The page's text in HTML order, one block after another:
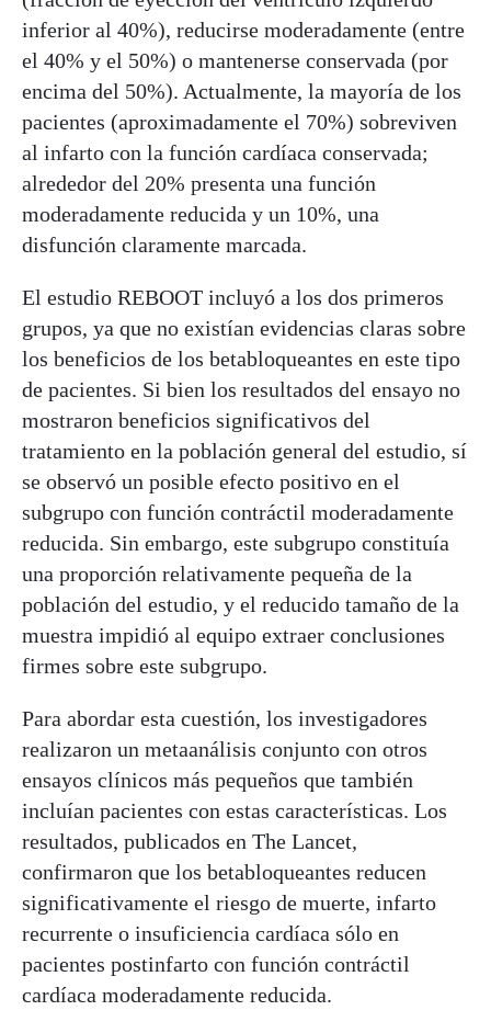
inferior al 40%), reducirse moderadamente (entre
el 40% y el 50%) o mantenerse conservada (por
encima del 50%). Actualmente, la mayoría de los
pacientes (aproximadamente el 70%) sobreviven
al infarto con la función cardíaca conservada;
alrededor del 20% presenta una función
moderadamente reducida y un 10%, una
disfunción claramente marcada.
El estudio REBOOT incluyó a los dos primeros
grupos, ya que no existían evidencias claras sobre
los beneficios de los betabloqueantes en este tipo
de pacientes. Si bien los resultados del ensayo no
mostraron beneficios significativos del
tratamiento en la población general del estudio, sí
se observó un posible efecto positivo en el
subgrupo con función contráctil moderadamente
reducida. Sin embargo, este subgrupo constituía
una proporción relativamente pequeña de la
población del estudio, y el reducido tamaño de la
muestra impidió al equipo extraer conclusiones
firmes sobre este subgrupo.
Para abordar esta cuestión, los investigadores
realizaron un metaanálisis conjunto con otros
ensayos clínicos más pequeños que también
incluían pacientes con estas características. Los
resultados, publicados en The Lancet,
confirmaron que los betabloqueantes reducen
significativamente el riesgo de muerte, infarto
recurrente o insuficiencia cardíaca sólo en
pacientes postinfarto con función contráctil
cardíaca moderadamente reducida.